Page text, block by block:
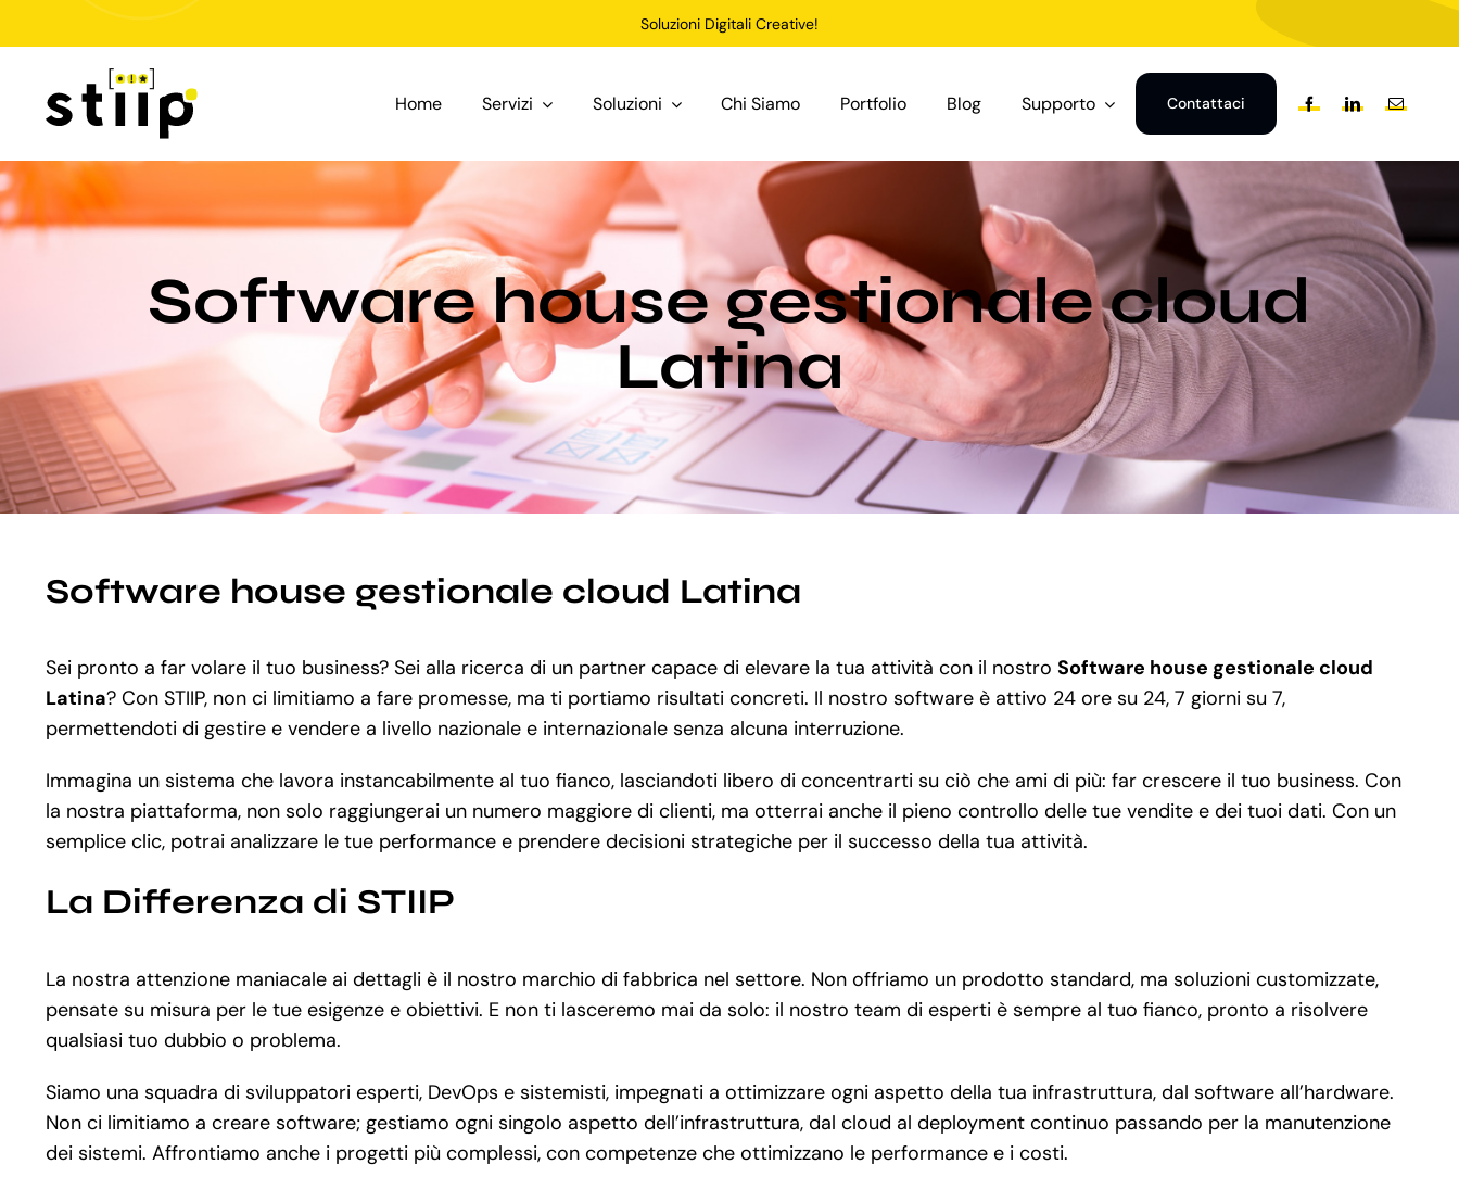
al
Soluzioni Digitali Creative!
Home Servizi Soluzioni Chi Siamo Portfolio Blog Supporto Contattaci
Software house gestionale cloud
Latina
Software house gestionale cloud Latina
Sei pronto a far volare il tuo business? Sei alla ricerca di un partner capace di elevare la tua attività con il nostro Software house gestionale cloud
Latina? Con STIIP, non ci limitiamo a fare promesse, ma ti portiamo risultati concreti. Il nostro software è attivo 24 ore su 24, 7 giorni su 7,
permettendoti di gestire e vendere a livello nazionale e internazionale senza alcuna interruzione.
Immagina un sistema che lavora instancabilmente al tuo fianco, lasciandoti libero di concentrarti su ciò che ami di più: far crescere il tuo business. Con
la nostra piattaforma, non solo raggiungerai un numero maggiore di clienti, ma otterrai anche il pieno controllo delle tue vendite e dei tuoi dati. Con un
semplice clic, potrai analizzare le tue performance e prendere decisioni strategiche per il successo della tua attività.
La Differenza di STIIP
La nostra attenzione maniacale ai dettagli è il nostro marchio di fabbrica nel settore. Non offriamo un prodotto standard, ma soluzioni customizzate,
pensate su misura per le tue esigenze e obiettivi. E non ti lasceremo mai da solo: il nostro team di esperti è sempre al tuo fianco, pronto a risolvere
qualsiasi tuo dubbio o problema.
Siamo una squadra di sviluppatori esperti, DevOps e sistemisti, impegnati a ottimizzare ogni aspetto della tua infrastruttura, dal software all’hardware.
Non ci limitiamo a creare software; gestiamo ogni singolo aspetto dell’infrastruttura, dal cloud al deployment continuo passando per la manutenzione
dei sistemi. Affrontiamo anche i progetti più complessi, con competenze che ottimizzano le performance e i costi.